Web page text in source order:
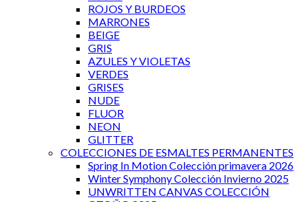
ROJOS Y BURDEOS
MARRONES
BEIGE
GRIS
AZULES Y VIOLETAS
VERDES
GRISES
NUDE
FLUOR
NEON
GLITTER
COLECCIONES DE ESMALTES PERMANENTES
Spring In Motion Colección primavera 2026
Winter Symphony Colección Invierno 2025
UNWRITTEN CANVAS COLECCIÓN